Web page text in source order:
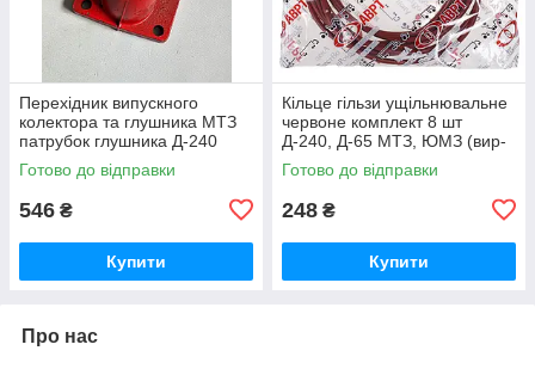
Перехідник випускного
колектора та глушника МТЗ
патрубок глушника Д-240
(вир-во Україна) 240-
1008021-Б1 / 240-1008021
Готово до відправки
546 ₴
Купити
Кільце гільзи ущільнювальне
червоне комплект 8 шт
Д-240, Д-65 МТЗ, ЮМЗ (вир-
во ПХТ Україна) 50-1002022 /
50-1002022-А
Готово до відправки
248 ₴
Купити
Про нас